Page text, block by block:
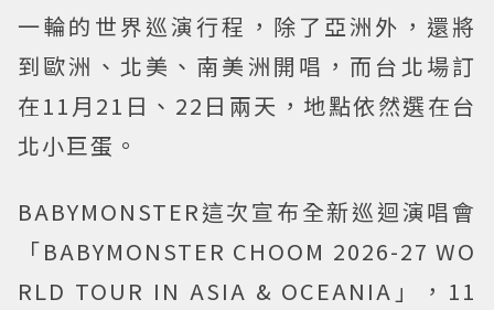
一輪的世界巡演行程，除了亞洲外，還將
到歐洲、北美、南美洲開唱，而台北場訂
在11月21日、22日兩天，地點依然選在台
北小巨蛋。
BABYMONSTER這次宣布全新巡迴演唱會
「BABYMONSTER CHOOM 2026-27 WO
RLD TOUR IN ASIA & OCEANIA」，11